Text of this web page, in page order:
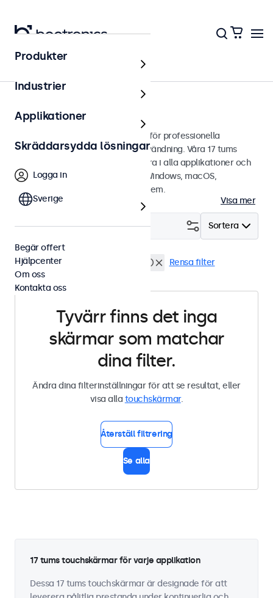
Touchskärmar
17 tums touchskärmar
17 tums touchskärmar designade för professionella
applikationer och kontinuerlig användning. Våra 17 tums
touchskärmar är lätta att integrera i alla applikationer och
miljöer samt är kompatibla med Windows, macOS,
ChromeOS och Linux operativsystem.
Visa mer
Sortera
Filtrera (0)
17 tums touchskärmar BNC (SDI) Rensa filter
Tyvärr finns det inga
skärmar som matchar
dina filter.
Ändra dina filterinställningar för att se resultat, eller
visa alla touchskärmar.
Återställ filtrering
Se alla
17 tums touchskärmar för varje applikation
Dessa 17 tums touchskärmar är designade för att
Produkter
Industrier
Applikationer
Skräddarsydda lösningar
Logga in
Sverige
Begär offert
Hjälpcenter
Om oss
Kontakta oss